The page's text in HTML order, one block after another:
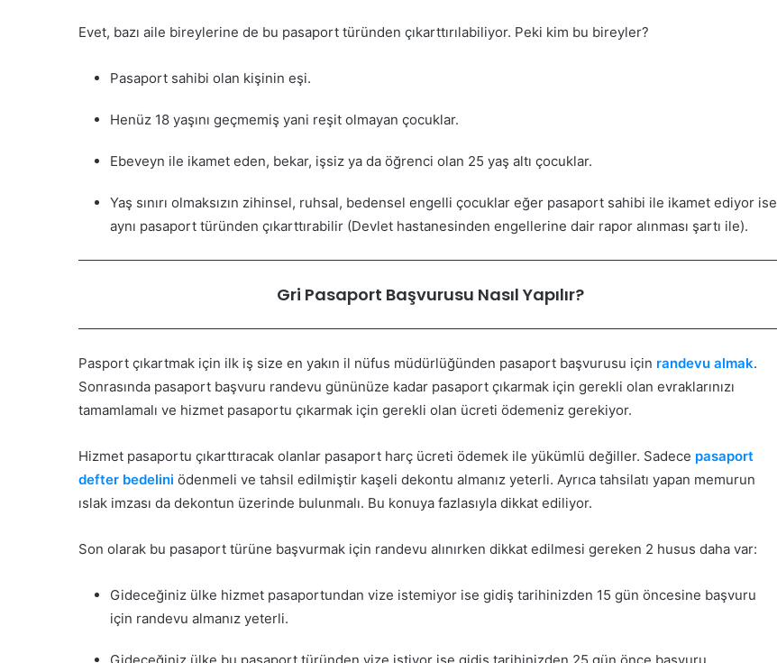
Evet, bazı aile bireylerine de bu pasaport türünden çıkarttırılabiliyor. Peki kim bu bireyler?
Pasaport sahibi olan kişinin eşi.
Henüz 18 yaşını geçmemiş yani reşit olmayan çocuklar.
Ebeveyn ile ikamet eden, bekar, işsiz ya da öğrenci olan 25 yaş altı çocuklar.
Yaş sınırı olmaksızın zihinsel, ruhsal, bedensel engelli çocuklar eğer pasaport sahibi ile ikamet ediyor ise
aynı pasaport türünden çıkarttırabilir (Devlet hastanesinden engellerine dair rapor alınması şartı ile).
Gri Pasaport Başvurusu Nasıl Yapılır?
Pasport çıkartmak için ilk iş size en yakın il nüfus müdürlüğünden pasaport başvurusu için randevu almak.
Sonrasında pasaport başvuru randevu gününüze kadar pasaport çıkarmak için gerekli olan evraklarınızı
tamamlamalı ve hizmet pasaportu çıkarmak için gerekli olan ücreti ödemeniz gerekiyor.
Hizmet pasaportu çıkarttıracak olanlar pasaport harç ücreti ödemek ile yükümlü değiller. Sadece pasaport
defter bedelini ödenmeli ve tahsil edilmiştir kaşeli dekontu almanız yeterli. Ayrıca tahsilatı yapan memurun
ıslak imzası da dekontun üzerinde bulunmalı. Bu konuya fazlasıyla dikkat ediliyor.
Son olarak bu pasaport türüne başvurmak için randevu alınırken dikkat edilmesi gereken 2 husus daha var:
Gideceğiniz ülke hizmet pasaportundan vize istemiyor ise gidiş tarihinizden 15 gün öncesine başvuru
için randevu almanız yeterli.